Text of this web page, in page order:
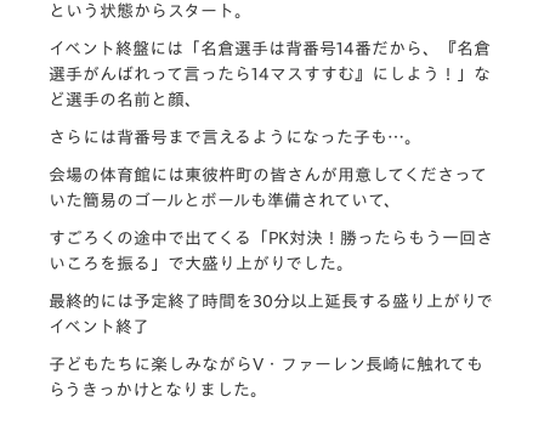
という状態からスタート。
イベント終盤には「名倉選手は背番号14番だから、『名倉
選手がんばれって言ったら14マスすすむ』にしよう！」な
ど選手の名前と顔、
さらには背番号まで言えるようになった子も…。
会場の体育館には東彼杵町の皆さんが用意してくださって
いた簡易のゴールとボールも準備されていて、
すごろくの途中で出てくる「PK対決！勝ったらもう一回さ
いころを振る」で大盛り上がりでした。
最終的には予定終了時間を30分以上延長する盛り上がりで
イベント終了
子どもたちに楽しみながらV・ファーレン長崎に触れても
らうきっかけとなりました。